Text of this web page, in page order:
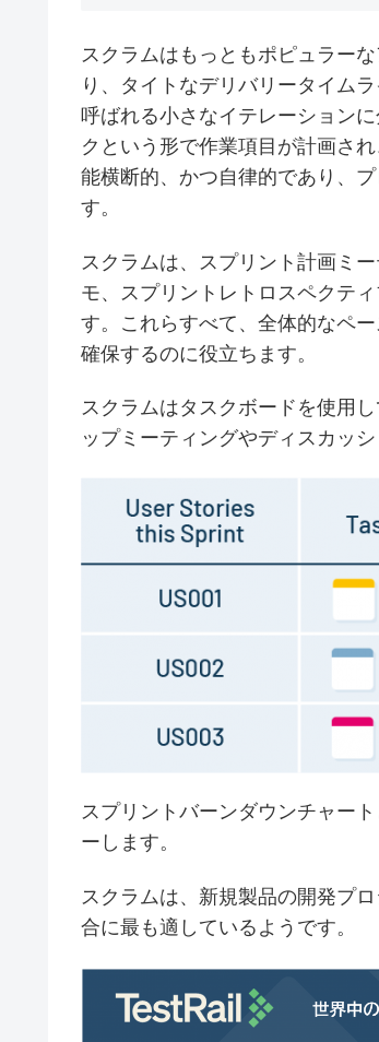
スクラムはもっともポピュラー
り、タイトなデリバリータイム
呼ばれる小さなイテレーション
クという形で作業項目が計画さ
能横断的、かつ自律的であり、
す。
スクラムは、スプリント計画ミ
モ、スプリントレトロスペクテ
す。これらすべて、全体的なペ
確保するのに役立ちます。
スクラムはタスクボードを使用
ップミーティングやディスカッ
スプリントバーンダウンチャー
ーします。
スクラムは、新規製品の開発プ
合に最も適しているようです。